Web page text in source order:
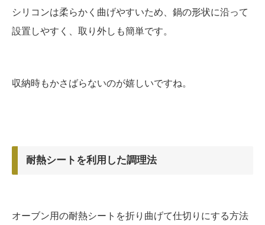
シリコンは柔らかく曲げやすいため、鍋の形状に沿って
設置しやすく、取り外しも簡単です。
収納時もかさばらないのが嬉しいですね。
耐熱シートを利用した調理法
オーブン用の耐熱シートを折り曲げて仕切りにする方法